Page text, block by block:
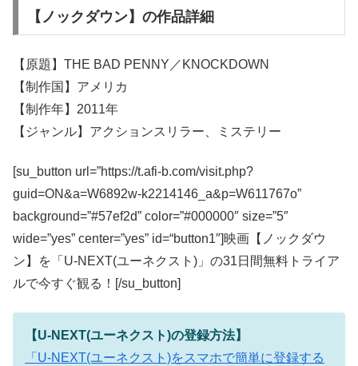
【ノックダウン】の作品詳細
【原題】THE BAD PENNY／KNOCKDOWN
【制作国】アメリカ
【制作年】2011年
【ジャンル】アクションスリラー、ミステリー
[su_button url=”https://t.afi-b.com/visit.php?
guid=ON&a=W6892w-k2214146_a&p=W611767o”
background=”#57ef2d” color=”#000000″ size=”5″
wide=”yes” center=”yes” id=“button1″]映画【ノックダウ
ン】を「U-NEXT(ユーネクスト)」の31日間無料トライア
ルで今すぐ観る！[/su_button]
【U-NEXT(ユーネクスト)の登録方法】
「U-NEXT(ユーネクスト)をスマホで簡単に登録する